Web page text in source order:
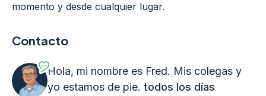
momento y desde cualquier lugar.
Contacto
Hola, mi nombre es Fred. Mis colegas y
yo estamos de pie. todos los días